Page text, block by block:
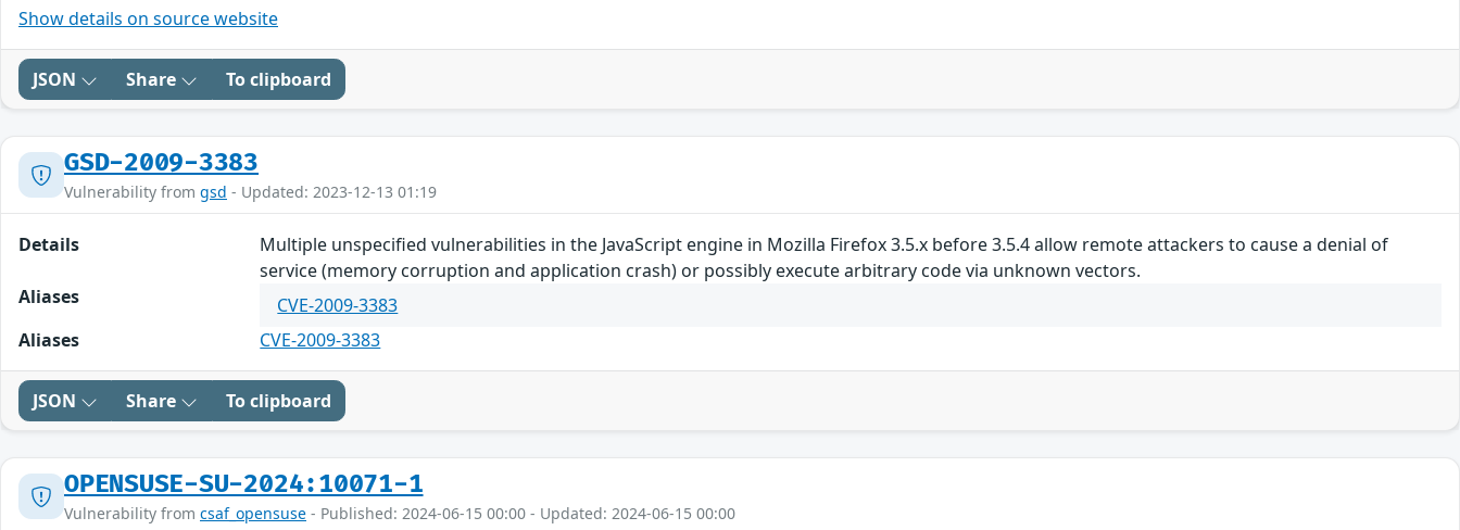
Show details on source website
JSON Share To clipboard
GSD-2009-3383
Vulnerability from gsd - Updated: 2023-12-13 01:19
Details
Multiple unspecified vulnerabilities in the JavaScript engine in Mozilla Firefox 3.5.x before 3.5.4 allow remote attackers to cause a denial of
service (memory corruption and application crash) or possibly execute arbitrary code via unknown vectors.
Aliases
CVE-2009-3383
Aliases
CVE-2009-3383
JSON Share To clipboard
OPENSUSE-SU-2024:10071-1
Vulnerability from csaf_opensuse - Published: 2024-06-15 00:00 - Updated: 2024-06-15 00:00